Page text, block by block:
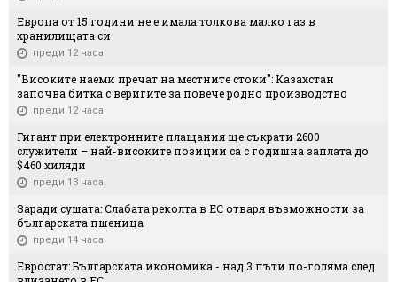
Европа от 15 години не е имала толкова малко газ в
хранилищата си
преди 12 часа
"Високите наеми пречат на местните стоки": Казахстан
започва битка с веригите за повече родно производство
преди 12 часа
Гигант при електронните плащания ще съкрати 2600
служители – най-високите позиции са с годишна заплата до
$460 хиляди
преди 13 часа
Заради сушата: Слабата реколта в ЕС отваря възможности за
българската пшеница
преди 14 часа
Евростат: Българската икономика - над 3 пъти по-голяма след